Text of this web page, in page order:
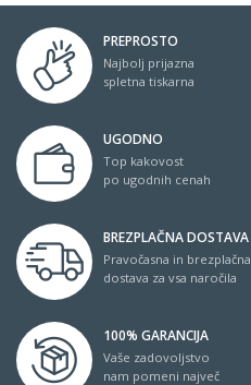
PREPROSTO
Najbolj prijazna
spletna tiskarna
UGODNO
Top kakovost
po ugodnih cenah
BREZPLAČNA DOSTAVA
Pravočasna in brezplačna
dostava za vsa naročila
100% GARANCIJA
Vaše zadovoljstvo
nam pomeni največ